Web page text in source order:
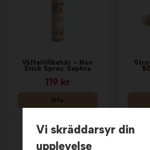
Våffeltillbehör - Non
Stick Spray. Sephra
119 kr
Info
Vi skräddarsyr din
upplevelse